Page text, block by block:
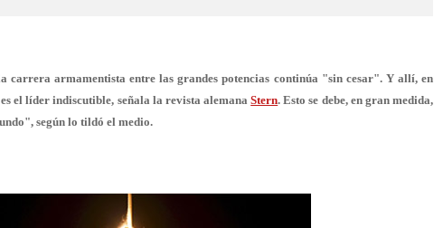
carrera armamentista entre las grandes potencias continúa "sin cesar". Y allí, en
el líder indiscutible, señala la revista alemanaStern. Esto se debe, en gran medida,
según lo tildó el medio.